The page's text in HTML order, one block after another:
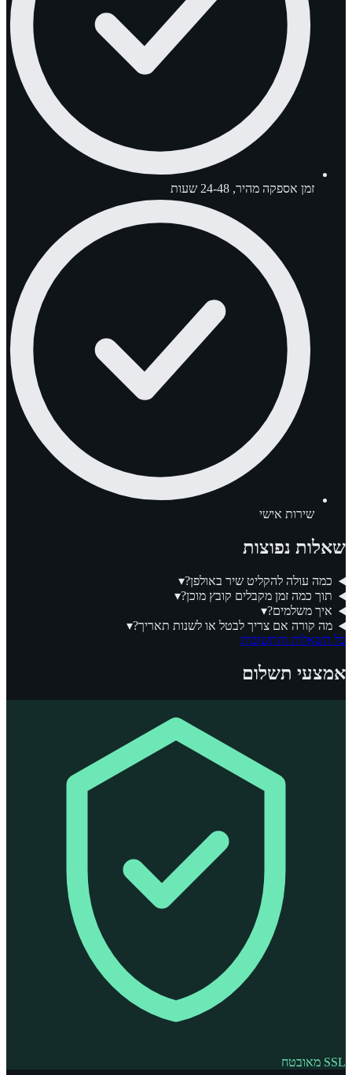
זמן אספקה מהיר, 24-48 שעות
שירות אישי
שאלות נפוצות
כמה עולה להקליט שיר באולפן?▾
תוך כמה זמן מקבלים קובץ מוכן?▾
איך משלמים?▾
מה קורה אם צריך לבטל או לשנות תאריך?▾
כל השאלות והתשובות
אמצעי תשלום
SSL מאובטח